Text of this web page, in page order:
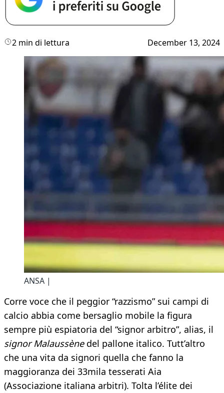
2 min di lettura December 13, 2024
ANSA |
Corre voce che il peggior “razzismo” sui campi di
calcio abbia come bersaglio mobile la figura
sempre più espiatoria del “signor arbitro”, alias, il
signor Malaussène del pallone italico. Tutt’altro
che una vita da signori quella che fanno la
maggioranza dei 33mila tesserati Aia
(Associazione italiana arbitri). Tolta l’élite dei